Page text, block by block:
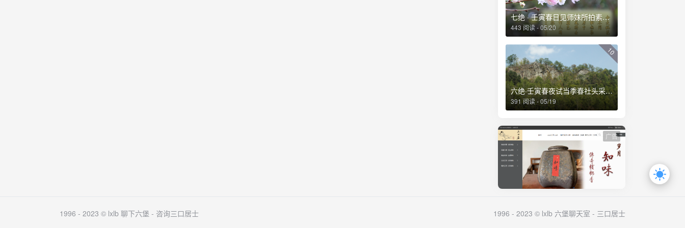
七绝 · 壬寅春日见师妹所拍素白桃花有感
443 阅读 - 05/20
10
六绝·壬寅春夜试当季春社头采茶得赋
391 阅读 - 05/19
广告
1996 - 2023 © lxlb 聊下六堡 - 咨询三口居士 1996 - 2023 © lxlb 六堡聊天室 - 三口居士